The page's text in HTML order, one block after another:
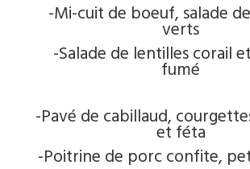
-Mi-cuit de boeuf, salade
verts
-Salade de lentilles corail
fumé
-Pavé de cabillaud,
et féta
-Poitrine de porc confite,